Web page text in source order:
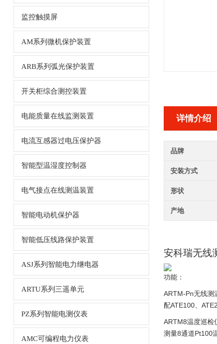
监控触摸屏
AM系列微机保护装置
ARB系列弧光保护装置
开关柜综合测控装置
电能质量在线监测装置
电流互感器过电压保护器
智能型温湿度控制器
电气接点在线测温装置
智能电动机保护器
智能低压线路保护装置
ASJ系列智能电力继电器
ARTU系列三遥单元
PZ系列智能电测仪表
AMC可编程电力仪表
详情介绍
品牌
安装方式
形状
产地
安科瑞无线
功能：
ARTM-Pn无线测
配ATE100、
ARTM8温度巡检
测量8通道Pt100